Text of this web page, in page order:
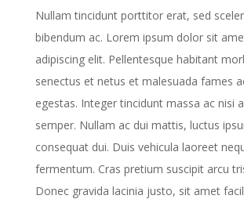
Nullam tincidunt porttitor erat, sed
bibendum ac. Lorem ipsum dolor sit
adipiscing elit. Pellentesque habitant
senectus et netus et malesuada fames
egestas. Integer tincidunt massa ac nisi
semper. Nullam ac dui mattis, luctus
consequat dui. Duis vehicula laoreet
fermentum. Cras pretium suscipit arcu
Donec gravida lacinia justo, sit amet